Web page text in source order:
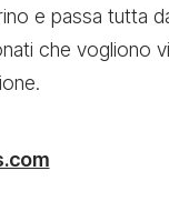
e passa tutta
che vogliono